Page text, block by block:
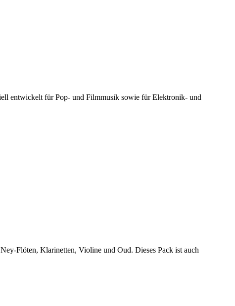
entwickelt für Pop- und Filmmusik sowie für Elektronik- und
Flöten, Klarinetten, Violine und Oud. Dieses Pack ist auch